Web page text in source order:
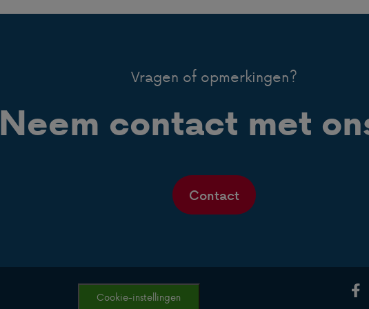
Vragen of opmerkingen?
Neem contact met
Contact
Cookie-instellingen